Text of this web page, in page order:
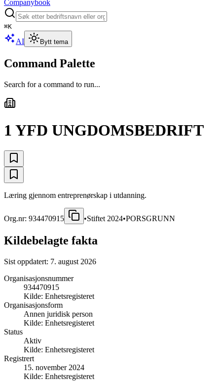
Companybook
⌘K
AI Bytt tema
Command Palette
Search for a command to run...
1 YFD UNGDOMSBEDRIFT
Læring gjennom entreprenørskap i utdanning.
Org.nr: 934470915 •Stiftet 2024•PORSGRUNN
Kildebelagte fakta
Sist oppdatert: 7. august 2026
Organisasjonsnummer
934470915
Kilde: Enhetsregisteret
Organisasjonsform
Annen juridisk person
Kilde: Enhetsregisteret
Status
Aktiv
Kilde: Enhetsregisteret
Registrert
15. november 2024
Kilde: Enhetsregisteret